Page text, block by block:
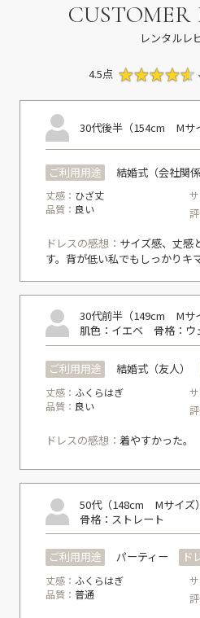
CUSTOMER
レンタルレ
4.5点
30代後半（154cm Mサ
ご利用用途 結婚式（会社関係
丈感： ひざ丈
品質： 良い
ドレスの感想： サイズ感、丈感
す。背が低い私でもしっかりキ
30代前半（149cm Mサ
肌色：イエベ 骨格：
ご利用用途 結婚式（友人）
丈感： ふくらはぎ
品質： 良い
ドレスの感想： 着やすかった。
50代（148cm Mサイズ）
骨格：ストレート
ご利用用途 パーティー ド
丈感： ふくらはぎ
品質： 普通